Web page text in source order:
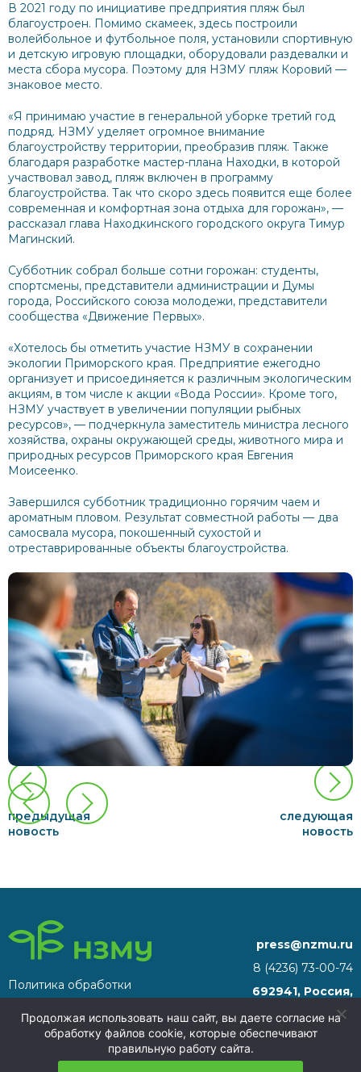
В 2021 году по инициативе предприятия пляж был
благоустроен. Помимо скамеек, здесь построили
волейбольное и футбольное поля, установили спортивную
и детскую игровую площадки, оборудовали раздевалки и
места сбора мусора. Поэтому для НЗМУ пляж Коровий —
знаковое место.
«Я принимаю участие в генеральной уборке третий год
подряд. НЗМУ уделяет огромное внимание
благоустройству территории, преобразив пляж. Также
благодаря разработке мастер-плана Находки, в которой
участвовал завод, пляж включен в программу
благоустройства. Так что скоро здесь появится еще более
современная и комфортная зона отдыха для горожан», —
рассказал глава Находкинского городского округа Тимур
Магинский.
Субботник собрал больше сотни горожан: студенты,
спортсмены, представители администрации и Думы
города, Российского союза молодежи, представители
сообщества «Движение Первых».
«Хотелось бы отметить участие НЗМУ в сохранении
экологии Приморского края. Предприятие ежегодно
организует и присоединяется к различным экологическим
акциям, в том числе к акции «Вода России». Кроме того,
НЗМУ участвует в увеличении популяции рыбных
ресурсов», — подчеркнула заместитель министра лесного
хозяйства, охраны окружающей среды, животного мира и
природных ресурсов Приморского края Евгения
Моисеенко.
Завершился субботник традиционно горячим чаем и
ароматным пловом. Результат совместной работы — два
самосвала мусора, покошенный сухостой и
отреставрированные объекты благоустройства.
предыдущая
новость
следующая
новость
Политика обработки
персональных данных
8 (4236) 73-00-74
press@nzmu.ru
692941, Россия,
Приморский край, г.
Находка, территория ТОР
«Находка»
НЗМУ 2026
Продолжая использовать наш сайт, вы даете согласие на
обработку файлов cookie, которые обеспечивают
правильную работу сайта.